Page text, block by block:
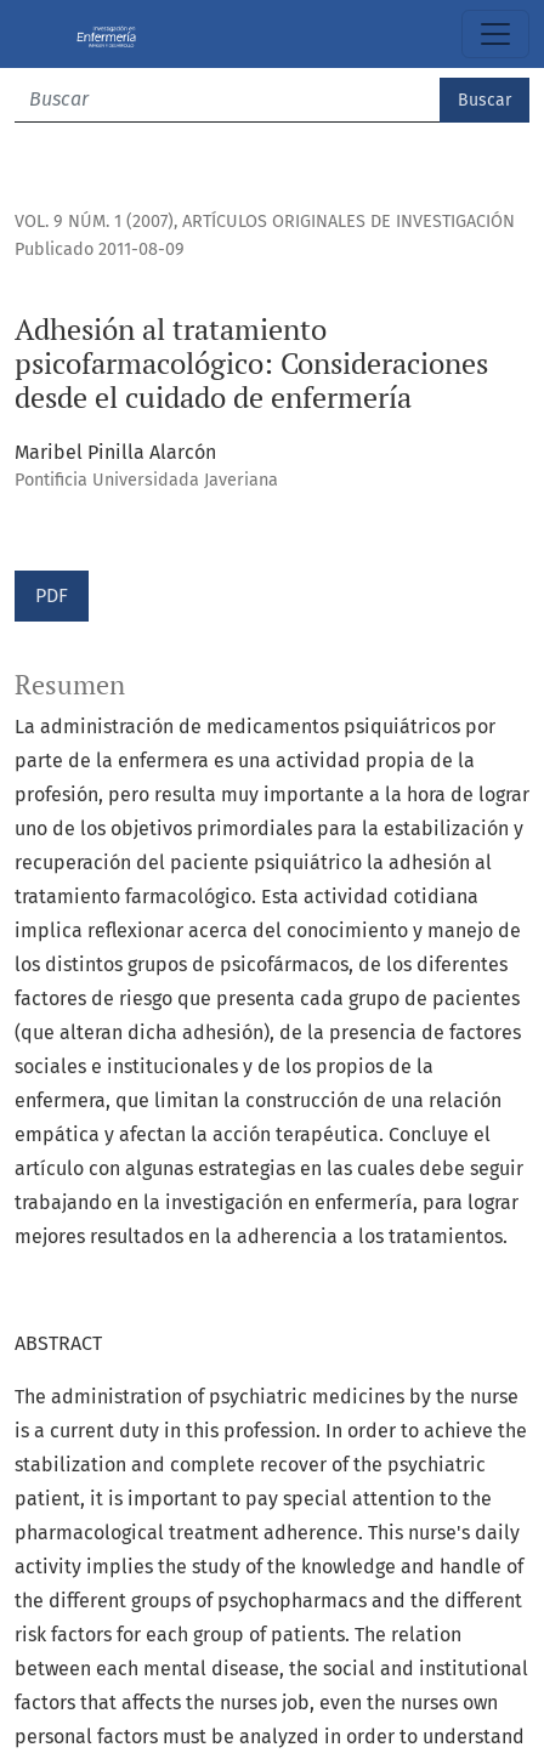
Buscar
VOL. 9 NÚM. 1 (2007), ARTÍCULOS ORIGINALES DE INVESTIGACIÓN
Adhesión al tratamiento
psicofarmacológico: Consideraciones
desde el cuidado de enfermería
Publicado 2011-08-09
Maribel Pinilla Alarcón
Pontificia Universidada Javeriana
PDF
Resumen
La administración de medicamentos psiquiátricos por
parte de la enfermera es una actividad propia de la
profesión, pero resulta muy importante a la hora de lograr
uno de los objetivos primordiales para la estabilización y
recuperación del paciente psiquiátrico la adhesión al
tratamiento farmacológico. Esta actividad cotidiana
implica reflexionar acerca del conocimiento y manejo de
los distintos grupos de psicofármacos, de los diferentes
factores de riesgo que presenta cada grupo de pacientes
(que alteran dicha adhesión), de la presencia de factores
sociales e institucionales y de los propios de la
enfermera, que limitan la construcción de una relación
empática y afectan la acción terapéutica. Concluye el
artículo con algunas estrategias en las cuales debe seguir
trabajando en la investigación en enfermería, para lograr
mejores resultados en la adherencia a los tratamientos.
ABSTRACT
The administration of psychiatric medicines by the nurse
is a current duty in this profession. In order to achieve the
stabilization and complete recover of the psychiatric
patient, it is important to pay special attention to the
pharmacological treatment adherence. This nurse's daily
activity implies the study of the knowledge and handle of
the different groups of psychopharmacs and the different
risk factors for each group of patients. The relation
between each mental disease, the social and institutional
factors that affects the nurses job, even the nurses own
personal factors must be analyzed in order to understand